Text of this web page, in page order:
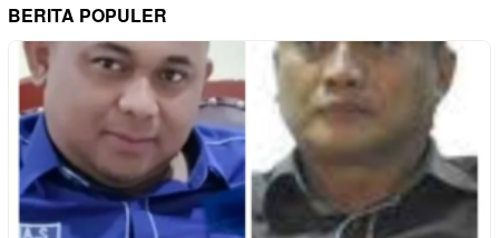
BERITA POPULER